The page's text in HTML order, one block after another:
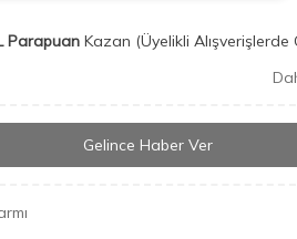
Parapuan Kazan (Üyelikli Alışverişlerde
Gelince Haber Ver